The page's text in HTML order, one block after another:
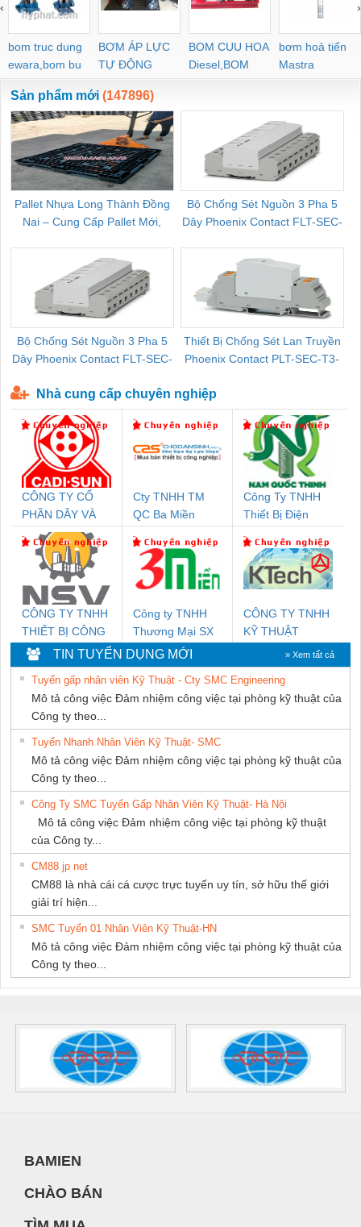
bom truc dung
ewara,bom bu
ewara
BƠM ÁP LỰC
TỰ ĐỘNG
BOM CUU HOA
Diesel,BOM
CHUA CHAY
bơm hoả tiển
Mastra
‹ ›
Sản phẩm mới (147896)
Pallet Nhựa Long Thành Đồng
Nai – Cung Cấp Pallet Mới,
Bộ Chống Sét Nguồn 3 Pha 5
Dây Phoenix Contact FLT-SEC-
Bộ Chống Sét Nguồn 3 Pha 5
Dây Phoenix Contact FLT-SEC-
Thiết Bị Chống Sét Lan Truyền
Phoenix Contact PLT-SEC-T3-
Nhà cung cấp chuyên nghiệp
CÔNG TY CỔ
PHẦN DÂY VÀ
CÁP ĐIỆN
THƯỢNG ĐÌNH
Cty TNHH TM
QC Ba Miền
Công Ty TNHH
Thiết Bị Điện
CÔNG TY TNHH
THIẾT BỊ CÔNG
NGHIỆP NIHON
SETSUBI VIỆT
NAM
Công ty TNHH
Thương Mại SX
Ba Miền
CÔNG TY TNHH
KỸ THUẬT
KTECH VIỆT
NAM
TIN TUYỂN DỤNG MỚI » Xem tất cả
Tuyển gấp nhân viên Kỹ Thuật - Cty SMC Engineering
Mô tả công việc Đảm nhiệm công việc tại phòng kỹ thuật của
Công ty theo...
Tuyển Nhanh Nhân Viên Kỹ Thuật- SMC
Mô tả công việc Đảm nhiệm công việc tại phòng kỹ thuật của
Công ty theo...
Công Ty SMC Tuyển Gấp Nhân Viên Kỹ Thuật- Hà Nội
Mô tả công việc Đảm nhiệm công việc tại phòng kỹ thuật
của Công ty...
CM88 jp net
CM88 là nhà cái cá cược trực tuyến uy tín, sở hữu thế giới
giải trí hiện...
SMC Tuyển 01 Nhân Viên Kỹ Thuật-HN
Mô tả công việc Đảm nhiệm công việc tại phòng kỹ thuật của
Công ty theo...
BAMIEN
CHÀO BÁN